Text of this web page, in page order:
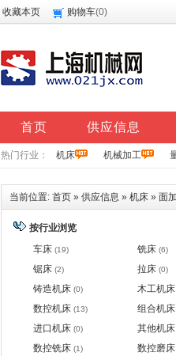
收藏本页 购物车(0)
首页 供应信息
热门行业： 机床 机械加工
当前位置: 首页 » 供应信息 » 机床 » 面
按行业浏览
车床 (19) 铣床 (6)
锯床 (2) 拉床 (0)
铸造机床 (0) 木工机床
数控机床 (13) 组合机床
进口机床 (0) 其他机床
数控铣床 (1) 数控磨床